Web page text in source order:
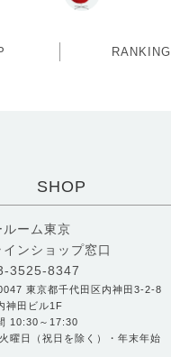
RANKING
SHOP
ルーム東京
インショップ窓口
3525-8347
東京都千代田区内神田3-2-8
神田ビル1F
10:30～17:30
曜日（祝日を除く）・年末年始